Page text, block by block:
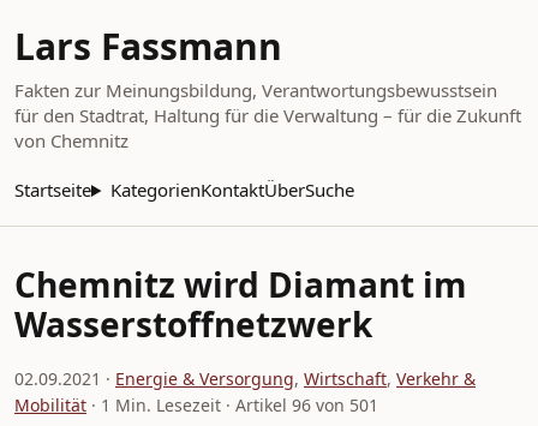
Lars Fassmann
Fakten zur Meinungsbildung, Verantwortungsbewusstsein
für den Stadtrat, Haltung für die Verwaltung – für die Zukunft
von Chemnitz
Startseite KategorienKontaktÜberSuche
Chemnitz wird Diamant im
Wasserstoffnetzwerk
02.09.2021 · Energie & Versorgung, Wirtschaft, Verkehr &
Mobilität · 1 Min. Lesezeit · Artikel 96 von 501